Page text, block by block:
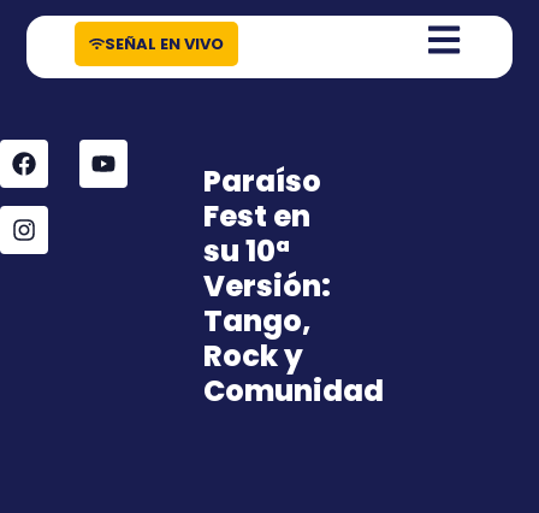
contenido
SEÑAL EN VIVO
Paraíso
Fest en
su 10ª
Versión:
Tango,
Rock y
Comunidad